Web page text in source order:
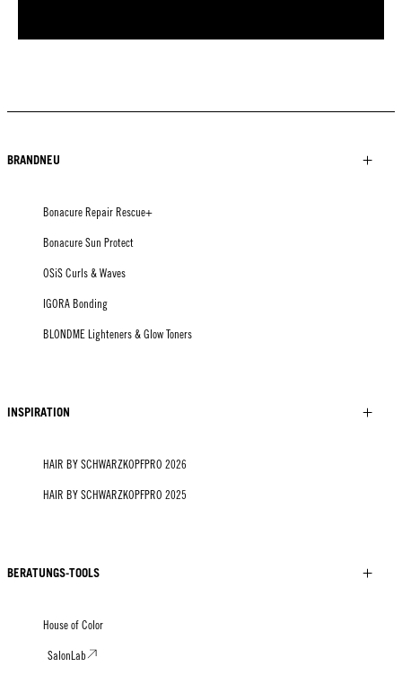
BRANDNEU
Bonacure Repair Rescue+
Bonacure Sun Protect
OSiS Curls & Waves
IGORA Bonding
BLONDME Lighteners & Glow Toners
INSPIRATION
HAIR BY SCHWARZKOPFPRO 2026
HAIR BY SCHWARZKOPFPRO 2025
BERATUNGS-TOOLS
House of Color
SalonLab